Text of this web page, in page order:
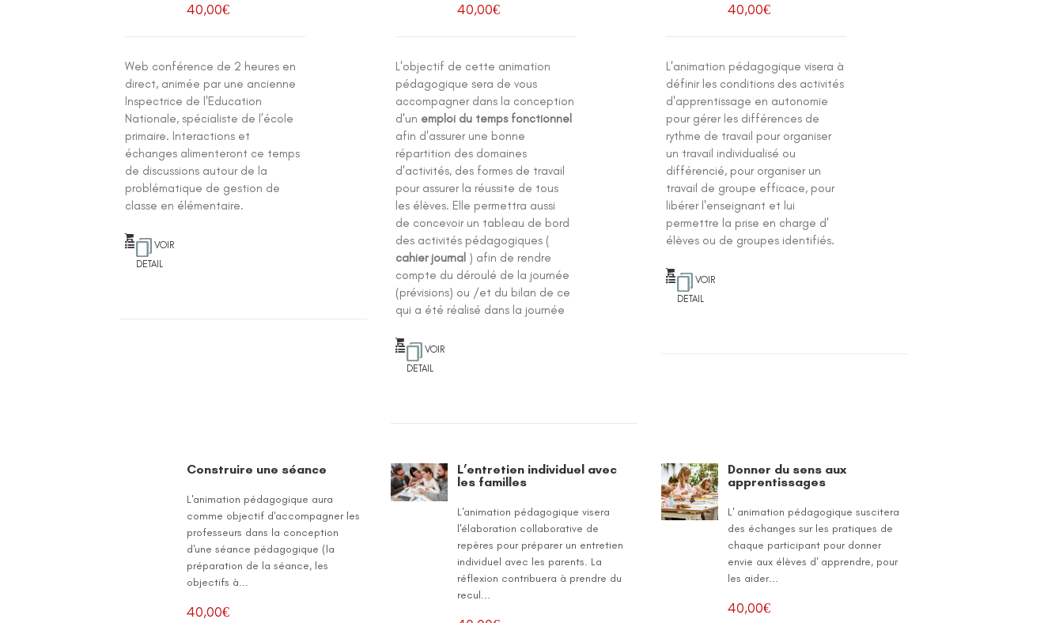
40,00€
Web conférence de 2 heures en
direct, animée par une ancienne
Inspectrice de l'Education
Nationale, spécialiste de l’école
primaire. Interactions et
échanges alimenteront ce temps
de discussions autour de la
problématique de gestion de
classe en élémentaire.
VOIR
DETAIL
40,00€
L'objectif de cette animation
pédagogique sera de vous
accompagner dans la conception
d'un emploi du temps fonctionnel
afin d'assurer une bonne
répartition des domaines
d'activités, des formes de travail
pour assurer la réussite de tous
les élèves. Elle permettra aussi
de concevoir un tableau de bord
des activités pédagogiques (
cahier journal ) afin de rendre
compte du déroulé de la journée
(prévisions) ou /et du bilan de ce
qui a été réalisé dans la journée
VOIR
DETAIL
40,00€
L'animation pédagogique visera à
définir les conditions des activités
d'apprentissage en autonomie
pour gérer les différences de
rythme de travail pour organiser
un travail individualisé ou
différencié, pour organiser un
travail de groupe efficace, pour
libérer l'enseignant et lui
permettre la prise en charge d'
élèves ou de groupes identifiés.
VOIR
DETAIL
Construire une séance
L'animation pédagogique aura
comme objectif d'accompagner les
professeurs dans la conception
d'une séance pédagogique (la
préparation de la séance, les
objectifs à...
40,00€
L’entretien individuel avec
les familles
L'animation pédagogique visera
l'élaboration collaborative de
repères pour préparer un entretien
individuel avec les parents. La
réflexion contribuera à prendre du
recul...
Donner du sens aux
apprentissages
L' animation pédagogique suscitera
des échanges sur les pratiques de
chaque participant pour donner
envie aux élèves d' apprendre, pour
les aider...
40,00€